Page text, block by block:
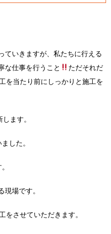
ていきますが、私たちに行える
な仕事を行うこと
ただそれだ
を当たり前にしっかりと施工を
ます。
した。
現場です。
をさせていただきます。